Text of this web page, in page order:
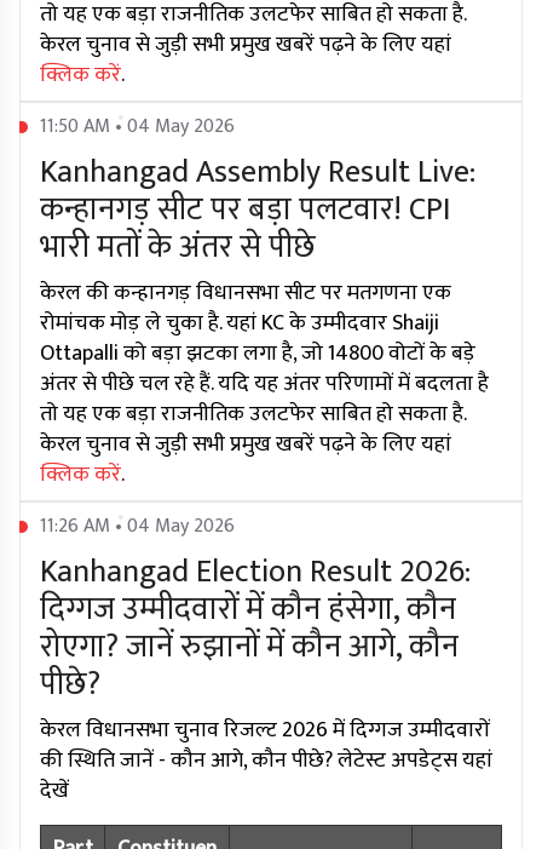
तो यह एक बड़ा राजनीतिक उलटफेर साबित हो सकता है.
केरल चुनाव से जुड़ी सभी प्रमुख खबरें पढ़ने के लिए यहां
क्लिक करें.
11:50 AM • 04 May 2026
Kanhangad Assembly Result Live:
कन्हानगड़ सीट पर बड़ा पलटवार! CPI
भारी मतों के अंतर से पीछे
केरल की कन्हानगड़ विधानसभा सीट पर मतगणना एक
रोमांचक मोड़ ले चुका है. यहां KC के उम्मीदवार Shaiji
Ottapalli को बड़ा झटका लगा है, जो 14800 वोटों के बड़े
अंतर से पीछे चल रहे हैं. यदि यह अंतर परिणामों में बदलता है
तो यह एक बड़ा राजनीतिक उलटफेर साबित हो सकता है.
केरल चुनाव से जुड़ी सभी प्रमुख खबरें पढ़ने के लिए यहां
क्लिक करें.
11:26 AM • 04 May 2026
Kanhangad Election Result 2026:
दिग्गज उम्मीदवारों में कौन हंसेगा, कौन
रोएगा? जानें रुझानों में कौन आगे, कौन
पीछे?
केरल विधानसभा चुनाव रिजल्ट 2026 में दिग्गज उम्मीदवारों
की स्थिति जानें - कौन आगे, कौन पीछे? लेटेस्ट अपडेट्स यहां
देखें